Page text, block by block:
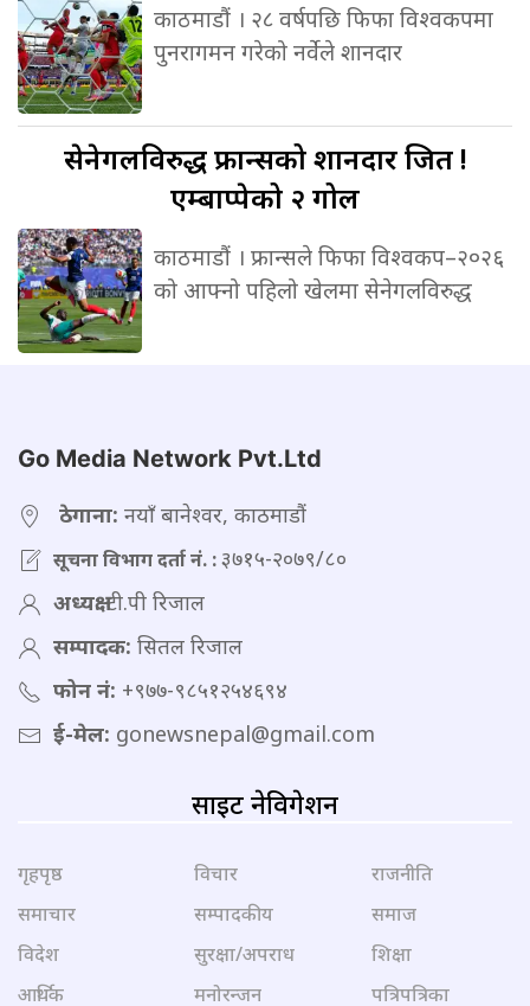
काठमाडौं । २८ वर्षपछि फिफा विश्वकपमा
पुनरागमन गरेको नर्वेले शानदार
सेनेगलविरुद्धफ्रान्सको शानदार जित !
एम्बाप्पेको २ गोल
काठमाडौं । फ्रान्सले फिफा विश्वकप–२०२६
को आफ्नो पहिलो खेलमा सेनेगलविरुद्ध
Go Media Network Pvt.Ltd
ठेगाना: नयाँ बानेश्वर, काठमाडौं
सूचना विभाग दर्ता नं. :३७१५-२०७९/८०
अध्यक्ष:टी.पी रिजाल
सम्पादक: सितल रिजाल
फोन नं: +९७७-९८५१२५४६९४
ई-मेल: gonewsnepal@gmail.com
साइट नेविगेशन
गृहपृष्ठ
समाचार
विदेश
आर्थिक
विचार
सम्पादकीय
सुरक्षा/अपराध
मनोरन्जन
राजनीति
समाज
शिक्षा
पत्रिपत्रिका